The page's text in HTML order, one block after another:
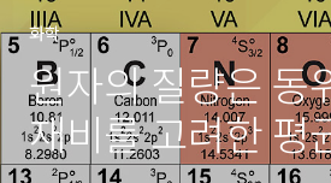
화학
원자의 질량은 동
재비를 고려한 평